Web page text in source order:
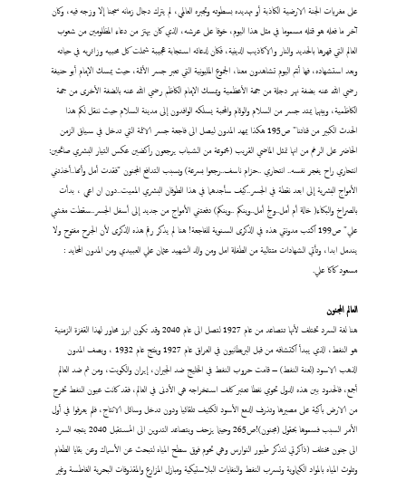
على مغريات الجنة الارضية الكاذبة أو تهديده بسطوته وتجبره العالمي، لم يترك دجال زمانه سجنا إلا وزجه فيه، وكان
آخر ما فعله هو قتله مسموما في مثل هذا اليوم، خوفا على عرشه، الذي كان يهتز من دعاء المظلومين من شعوب
العالم التي قهرها بالحديد والنار والاكاذيب الدينية، فكان لدعائه استجابة عجيبة شملت كل محبيه وزائريه في حياته
وبعد استشهاده، فها أنتم اليوم تشاهدون معنا، الجموع المليونية التي تعبر جسر الأئمة، حيث يمسك الإمام أبو حنيفة
رضي الله عنه بضفة نهر دجلة من جهة الأعظمية ويمسك الإمام الكاظم رضي الله عنه بالضفة الأخرى من جهة
الكاظمية، وبينهما يمتد جسر من السلام والوئام والمحبة يسلكه الوافدون إلى مدينة السلام حيث ننقل لكم هذا
الحدث الكبير من قناتنا" ص195 هكذا يمهد المدون ليصل الى فاجعة جسر الائمة التي تدخل في سياق الزمن
الحاضر على الرغم من انها تمثل الماضي القريب (مجموعة من الشباب يرجعون راكضين عكس التيار البشري صائحين:
انتحاري راح يفجر نفسه.. انتحاري ..حزام ناسف..رجعوا بسرعة) وبسبب التدافع المجنون "فقدت أمل وأمها..أخذتني
الأمواج البشرية إلى ابعد نقطة في الجسر..كيف سأجدهما في هذا الطوفان البشري المميت..دون ان اعي ، بدأت
بالصراخ والبكاء( خالة أم أمل..ولج أمل..وينكم ..وينكم) دفعتني الأمواج من جديد إلى أسفل الجسر..سقطت مغشي
علي" ص199 اكتب مدونتي هذه في الذكرى السنوية للفاجعة! هنا لم يذكر رقم هذه الذكرى لأن الجرح مفتوح ولا
يندمل ابدا، وتأتي الشهادات متتالية من الطفلة امل ومن والد الشهيد عثمان علي العبيدي ومن المدون المحايد :
مسعود كاكا علي.
العالم المجنون
هنا لغة السرد تختلف لأنها تتصاعد من عام 1927 لتصل الى عام 2040 وقد تكون ابرز محاور لهذا القفزة الزمنية
هو النفط، الذي يبدأ اكتشافه من قبل البريطانيون في العراق عام 1927 وينتج عام 1932 ، ويصف المدون
الذهب الاسود (لعنة النفط) – قامت حروب النفط في الخليج ضد الجيران، إيران والكويت، ومن ثم ضد العالم
أجمع، فالحدود بين هذه الدول تحوي نفطا تعتبر كلف استخراجه هي الأدنى في العالم، فقد كانت عيون النفط تخرج
من الارض باكية على مصيرها وتذرف الدمع الأسود الكثيف تلقائيا ودون تدخل وسائل الانتاج، فلم يعرفوا في أول
الأمر السبب فسموها بحقول (مجنون)!ص265 وحينما يزحف ويتصاعد التدوين الى المستقبل 2040 يتجه السرد
الى جنون مختلف (ذاكرتي لتذكر طيور النوارس وهي تحوم فوق سطح المياه لتبحث عن الأسماك وعن بقايا الطعام
وتلوث المياه بالمواد الكيماوية وتسرب النفط والنفايات البلاستيكية ومبازل المزارع والمقذوفات البحرية الغاطسة وغير